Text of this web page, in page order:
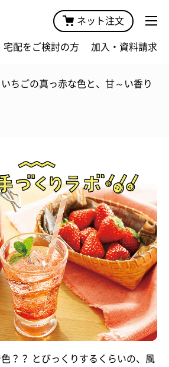
ネット注文
宅配をご検討の方 加入・資料請求
いちごの真っ赤な色と、甘～い香り
？？ とびっくりするくらいの、風